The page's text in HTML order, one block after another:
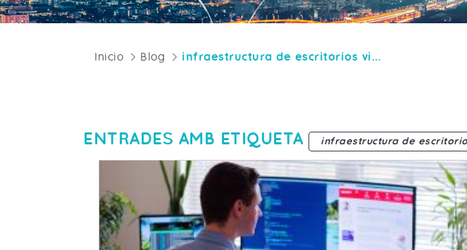
Inicio Blog infraestructura de escritorios virtuales
ENTRADES AMB ETIQUETA infraestructura de